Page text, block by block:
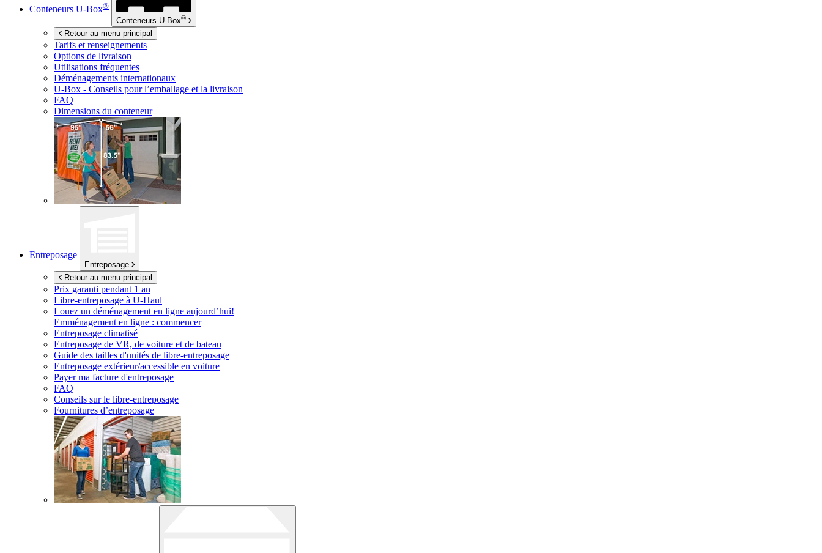
Conteneurs U-Box®
Conteneurs U-Box®
Retour au menu principal
Tarifs et renseignements
Options de livraison
Utilisations fréquentes
Déménagements internationaux
U-Box - Conseils pour l’emballage et la livraison
FAQ
Dimensions du conteneur
Entreposage
Entreposage
Retour au menu principal
Prix garanti pendant 1 an
Libre-entreposage à U-Haul
Louez un déménagement en ligne aujourd’hui!
Emménagement en ligne : commencer
Entreposage climatisé
Entreposage de VR, de voiture et de bateau
Guide des tailles d'unités de libre-entreposage
Entreposage extérieur/accessible en voiture
Payer ma facture d'entreposage
FAQ
Conseils sur le libre-entreposage
Fournitures d’entreposage